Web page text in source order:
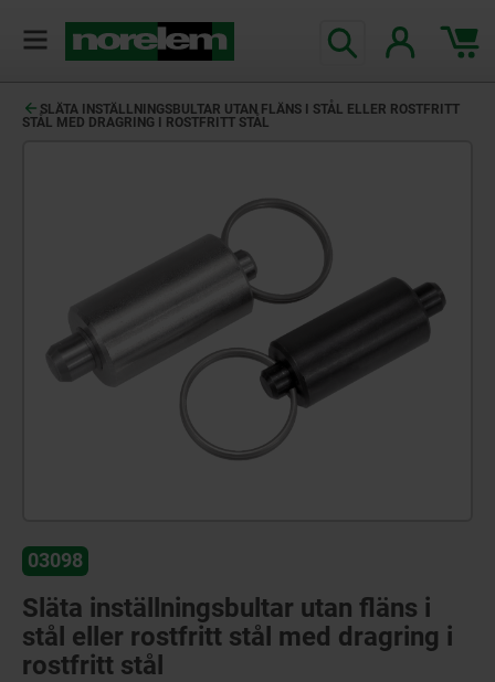
SLÄTA INSTÄLLNINGSBULTAR UTAN FLÄNS I STÅL ELLER ROSTFRITT
STÅL MED DRAGRING I ROSTFRITT STÅL
03098
Släta inställningsbultar utan fläns i
stål eller rostfritt stål med dragring i
rostfritt stål